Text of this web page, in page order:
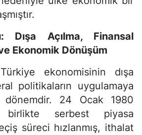
Dışa Açılma, Finansal
Ekonomik Dönüşüm
ekonomisinin dışa
politikaların uygulamaya
24 Ocak 1980
birlikte serbest piyasa
süreci hızlanmış, ithalat